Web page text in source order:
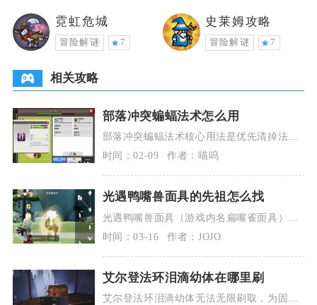
霓虹危城
冒险解谜 7
史莱姆攻略
冒险解谜 7
相关攻略
部落冲突蝙蝠法术怎么用
部落冲突蝙蝠法术核心用法是优先清掉法师
塔、多头地狱塔等范围伤害防御，分点投放
蝙蝠并搭配冰冻
时间：02-09 作者：喵呜
光遇鸭嘴兽面具的先祖怎么找
光遇鸭嘴兽面具（游戏内名扁嘴雀面具）对
应的是音韵季致敬艺术家旅行先祖，仅在复
刻活动期间限时
时间：03-16 作者：JOJO
艾尔登法环泪滴幼体在哪里刷
艾尔登法环泪滴幼体无法无限刷取，为固定